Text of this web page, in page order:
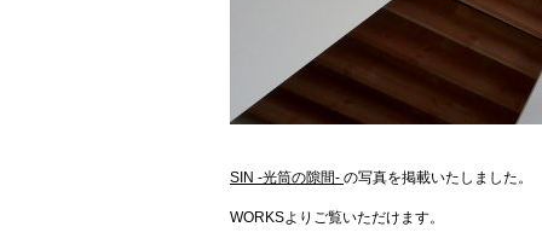
SIN -光筒の隙間- の写真を掲載いたしました。
WORKSよりご覧いただけます。